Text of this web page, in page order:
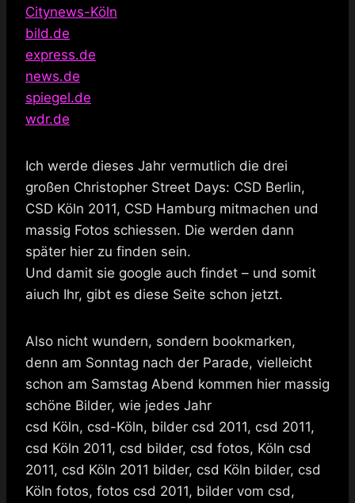
Citynews-Köln
bild.de
express.de
news.de
spiegel.de
wdr.de
Ich werde dieses Jahr vermutlich die drei
großen Christopher Street Days: CSD Berlin,
CSD Köln 2011, CSD Hamburg mitmachen und
massig Fotos schiessen. Die werden dann
später hier zu finden sein.
Und damit sie google auch findet – und somit
aiuch Ihr, gibt es diese Seite schon jetzt.
Also nicht wundern, sondern bookmarken,
denn am Sonntag nach der Parade, vielleicht
schon am Samstag Abend kommen hier massig
schöne Bilder, wie jedes Jahr
csd Köln, csd-Köln, bilder csd 2011, csd 2011,
csd Köln 2011, csd bilder, csd fotos, Köln csd
2011, csd Köln 2011 bilder, csd Köln bilder, csd
Köln fotos, fotos csd 2011, bilder vom csd,